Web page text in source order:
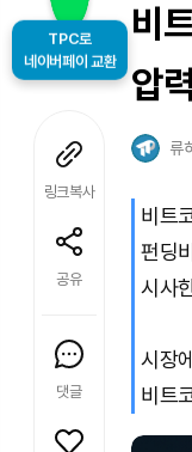
TPC로
네이버페이 교환
링크복사
공유
댓글
비
압
류
비트
펀딩
시사
시장
비트